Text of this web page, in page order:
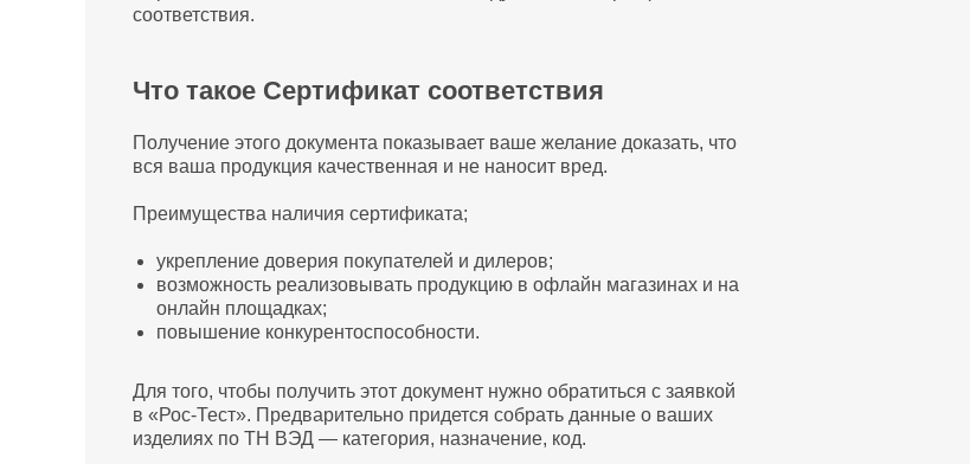
соответствия.
Что такое Сертификат соответствия
Получение этого документа показывает ваше желание доказать, что
вся ваша продукция качественная и не наносит вред.
Преимущества наличия сертификата;
укрепление доверия покупателей и дилеров;
возможность реализовывать продукцию в офлайн магазинах и на
онлайн площадках;
повышение конкурентоспособности.
Для того, чтобы получить этот документ нужно обратиться с заявкой
в «Рос-Тест». Предварительно придется собрать данные о ваших
изделиях по ТН ВЭД — категория, назначение, код.